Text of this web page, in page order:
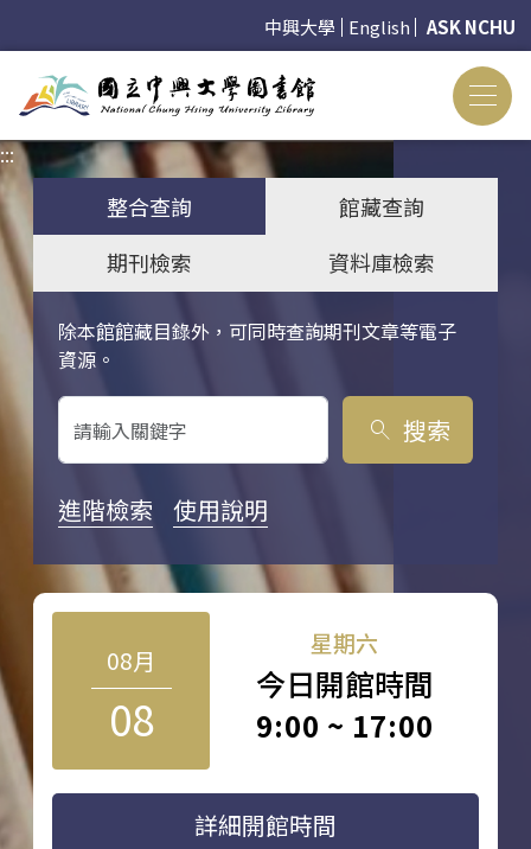
中興大學 English ASK NCHU
:::
整合查詢
館藏查詢
期刊檢索
資料庫檢索
除本館館藏目錄外，可同時查詢期刊文章等電子
資源。
關鍵字搜尋
search 搜索
進階檢索 使用說明
08月
08
星期六
今日開館時間
9:00 ~ 17:00
詳細開館時間